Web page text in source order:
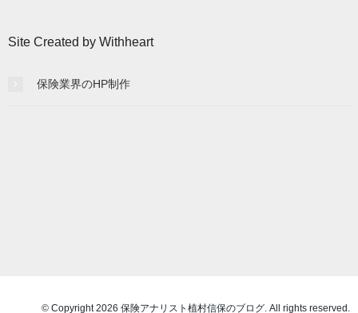
覧
Site Created by Withheart
保険業界のHP制作
© Copyright 2026 保険アナリスト植村信保のブログ. All rights reserved.